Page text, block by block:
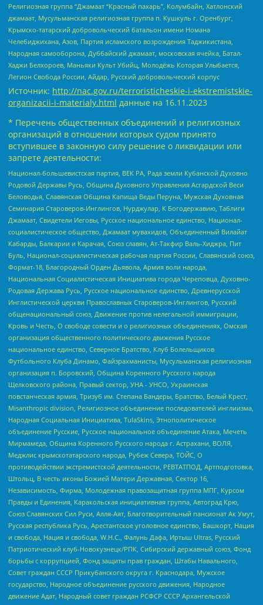
Религиозная группа “Джамаат “Красный пахарь”, Колумбайн, Хатлонский
джамаат, Мусульманская религиозная группа п. Кушкуль г. Оренбург,
Крымско-татарский добровольческий батальон имени Номана
Челебиджихана, Азов, Партия исламского возрождения Таджикистана,
Народная самооборона, Дуббайский джамаат, московская ячейка, Батал-
Хаджи Белхороев, Маньяки Культ Убийц, Молодёжь Которая Улыбается,
Легион Свобода России, Айдар, Русский добровольческий корпус
Источник: http://nac.gov.ru/terroristicheskie-i-ekstremistskie-
organizacii-i-materialy.html данные на 16.11.2023
* Перечень общественных объединений и религиозных
организаций в отношении которых судом принято
вступившее в законную силу решение о ликвидации или
запрете деятельности:
Национал-большевистская партия, ВЕК РА, Рада земли Кубанской Духовно
Родовой Державы Русь, Община Духовного Управления Асгардской Веси
Беловодья, Славянская Община Капища Веды Перуна, Мужская Духовная
Семинария Староверов-Инглингов, Нурджулар, К Богодержавию, Таблиги
Джамаат, Свидетели Иеговы, Русское национальное единство, Национал-
социалистическое общество, Джамаат мувахидов, Объединенный Вилайат
Кабарды, Балкарии и Карачая, Союз славян, Ат-Такфир Валь-Хиджра, Пит
Буль, Национал-социалистическая рабочая партия России, Славянский союз,
Формат-18, Благородный Орден Дьявола, Армия воли народа,
Национальная Социалистическая Инициатива города Череповца, Духовно-
Родовая Держава Русь, Русское национальное единство, Древнерусской
Инглистической церкви Православных Староверов-Инглингов, Русский
общенациональный союз, Движение против нелегальной иммиграции,
Кровь и Честь, О свободе совести и о религиозных объединениях, Омская
организация общественного политического движения Русское
национальное единство, Северное Братство, Клуб Болельщиков
Футбольного Клуба Динамо, Файзрахманисты, Мусульманская религиозная
организация п. Боровский, Община Коренного Русского народа
Щелковского района, Правый сектор, УНА - УНСО, Украинская
повстанческая армия, Тризуб им. Степана Бандеры, Братство, Белый Крест,
Misanthropic division, Религиозное объединение последователей инглиизма,
Народная Социальная Инициатива, TulaSkins, Этнополитическое
объединение Русские, Русское национальное объединение Атака, Мечеть
Мирмамеда, Община Коренного Русского народа г. Астрахани, ВОЛЯ,
Меджлис крымскотатарского народа, Рубеж Севера, ТОЙС, О
противодействии экстремистской деятельности, РЕВТАТПОД, Артподготовка,
Штольц, В честь иконы Божией Матери Державная, Сектор 16,
Независимость, Фирма, Молодежная правозащитная группа МПГ, Курсом
Правды и Единения, Каракольская инициативная группа, Автоград Крю,
Союз Славянских Сил Руси, Алля-Аят, Благотворительный пансионат Ак Умут,
Русская республика Русь, Арестантское уголовное единство, Башкорт, Нация
и свобода, Нация и свобода, W.H.С., Фалунь Дафа, Иртыш Ultras, Русский
Патриотический клуб-Новокузнецк/РПК, Сибирский державный союз, Фонд
борьбы с коррупцией, Фонд защиты прав граждан, Штабы Навального,
Совет граждан СССР Прикубанского округа г. Краснодара, Мужское
государство, Народное объединение русского движения, Народное
движение Адат, Народный совет граждан РСФСР СССР Архангельской